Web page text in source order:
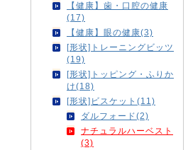
【健康】歯・口腔の健康
(17)
【健康】眼の健康(3)
[形状]トレーニングビッツ
(19)
[形状]トッピング・ふりか
け(18)
[形状]ビスケット(11)
ダルフォード(2)
ナチュラルハーベスト
(3)